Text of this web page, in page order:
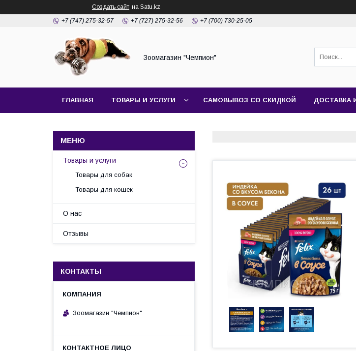
Создать сайт на Satu.kz
+7 (747) 275-32-57 +7 (727) 275-32-56 +7 (700) 730-25-05
Зоомагазин "Чемпион"
ГЛАВНАЯ ТОВАРЫ И УСЛУГИ САМОВЫВОЗ СО СКИДКОЙ ДОСТАВКА
Товары и услуги
Товары для собак
Товары для кошек
О нас
Отзывы
КОНТАКТЫ
Зоомагазин "Чемпион"